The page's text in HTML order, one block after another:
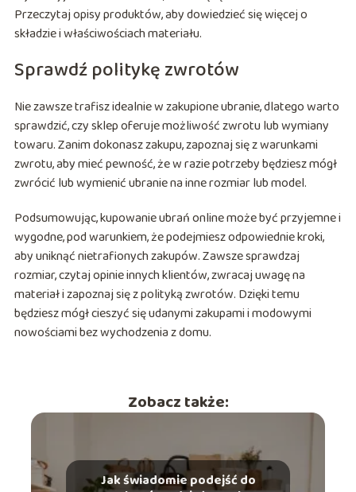
Przeczytaj opisy produktów, aby dowiedzieć się więcej o
składzie i właściwościach materiału.
Sprawdź politykę zwrotów
Nie zawsze trafisz idealnie w zakupione ubranie, dlatego warto
sprawdzić, czy sklep oferuje możliwość zwrotu lub wymiany
towaru. Zanim dokonasz zakupu, zapoznaj się z warunkami
zwrotu, aby mieć pewność, że w razie potrzeby będziesz mógł
zwrócić lub wymienić ubranie na inne rozmiar lub model.
Podsumowując, kupowanie ubrań online może być przyjemne i
wygodne, pod warunkiem, że podejmiesz odpowiednie kroki,
aby uniknąć nietrafionych zakupów. Zawsze sprawdzaj
rozmiar, czytaj opinie innych klientów, zwracaj uwagę na
materiał i zapoznaj się z polityką zwrotów. Dzięki temu
będziesz mógł cieszyć się udanymi zakupami i modowymi
nowościami bez wychodzenia z domu.
Zobacz także:
Jak świadomie podejść do